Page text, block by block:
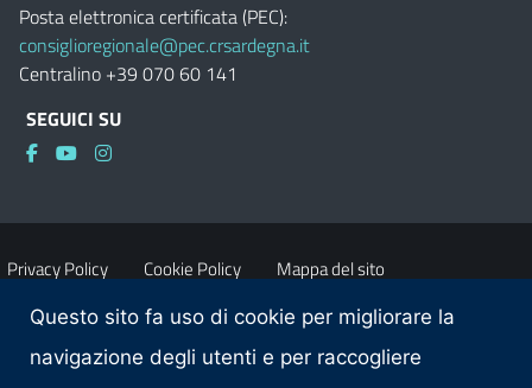
Posta elettronica certificata (PEC):
consiglioregionale@pec.crsardegna.it
Centralino +39 070 60 141
SEGUICI SU
Privacy Policy Cookie Policy Mappa del sito
Accessibilità Dichiarazione di accessibilità
Questo sito fa uso di cookie per migliorare la
navigazione degli utenti e per raccogliere